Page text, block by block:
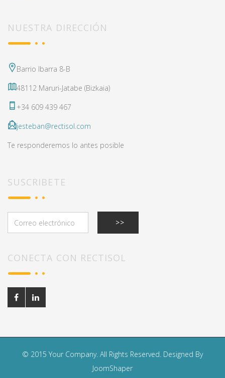
NUESTRA DIRECCIÓN
Barrio Ibarra 8-B
48112 Maruri-Jatabe (Bizkaia)
+34 609 439 467
jesteban@rectisol.com
Te responderemos lo antes posible
SUSCRIBETE
CONECTA CON RECTISOL
© 2015 Your Company. All Rights Reserved. Designed By
JoomShaper